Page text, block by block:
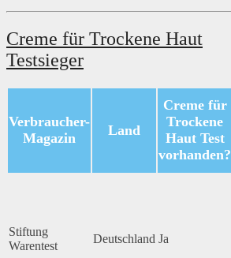
Creme für Trockene Haut
Testsieger
Verbraucher-
Magazin
Land
Creme für
Trockene
Haut Test
vorhanden?
Stiftung
Warentest
Deutschland Ja